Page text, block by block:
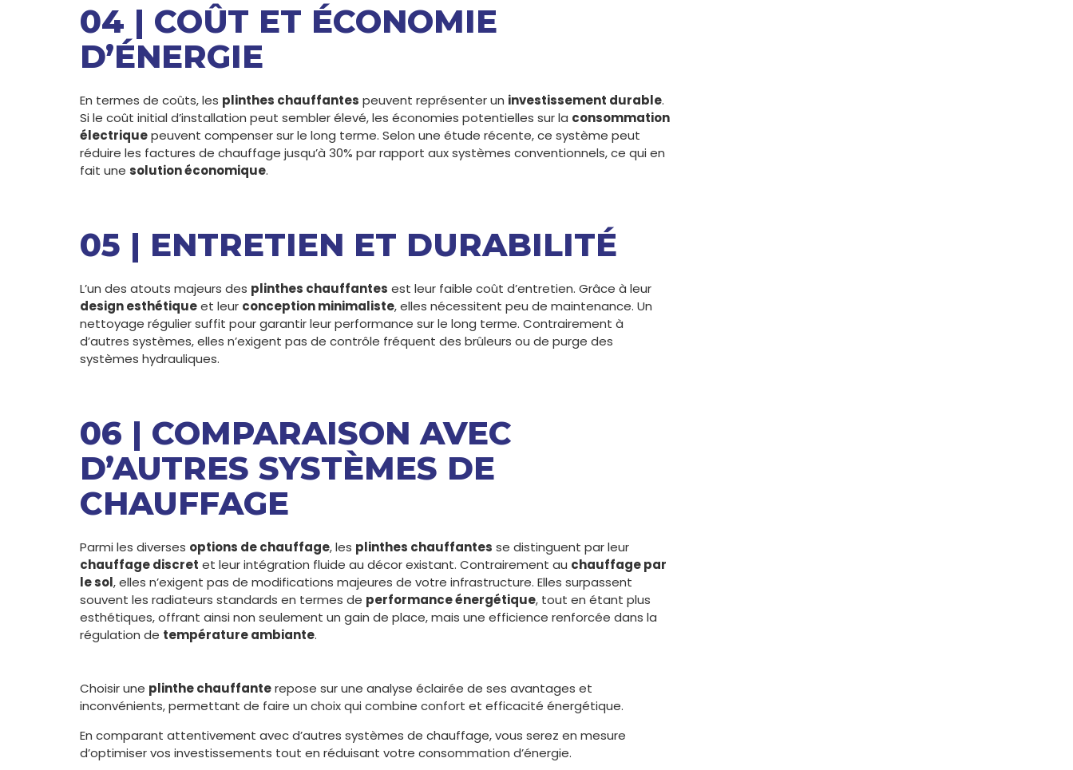
04 | COÛT ET ÉCONOMIE
D’ÉNERGIE
En termes de coûts, les plinthes chauffantes peuvent représenter un investissement durable.
Si le coût initial d’installation peut sembler élevé, les économies potentielles sur la consommation
électriquepeuvent compenser sur le long terme. Selon une étude récente, ce système peut
réduire les factures de chauffage jusqu’à 30% par rapport aux systèmes conventionnels, ce qui en
fait une solution économique.
05 | ENTRETIEN ET DURABILITÉ
L’un des atouts majeurs des plinthes chauffantes est leur faible coût d’entretien. Grâce à leur
design esthétiqueet leur conception minimaliste, elles nécessitent peu de maintenance. Un
nettoyage régulier suffit pour garantir leur performance sur le long terme. Contrairement à
d’autres systèmes, elles n’exigent pas de contrôle fréquent des brûleurs ou de purge des
systèmes hydrauliques.
06 | COMPARAISON AVEC
D’AUTRES SYSTÈMES DE
CHAUFFAGE
Parmi les diverses options de chauffage, les plinthes chauffantes se distinguent par leur
chauffage discret et leur intégration fluide au décor existant. Contrairement au chauffage par
le sol, elles n’exigent pas de modifications majeures de votre infrastructure. Elles surpassent
souvent les radiateurs standards en termes de performance énergétique, tout en étant plus
esthétiques, offrant ainsi non seulement un gain de place, mais une efficience renforcée dans la
régulation de température ambiante.
Choisir une plinthe chauffanterepose sur une analyse éclairée de ses avantages et
inconvénients, permettant de faire un choix qui combine confort et efficacité énergétique.
En comparant attentivement avec d’autres systèmes de chauffage, vous serez en mesure
d’optimiser vos investissements tout en réduisant votre consommation d’énergie.